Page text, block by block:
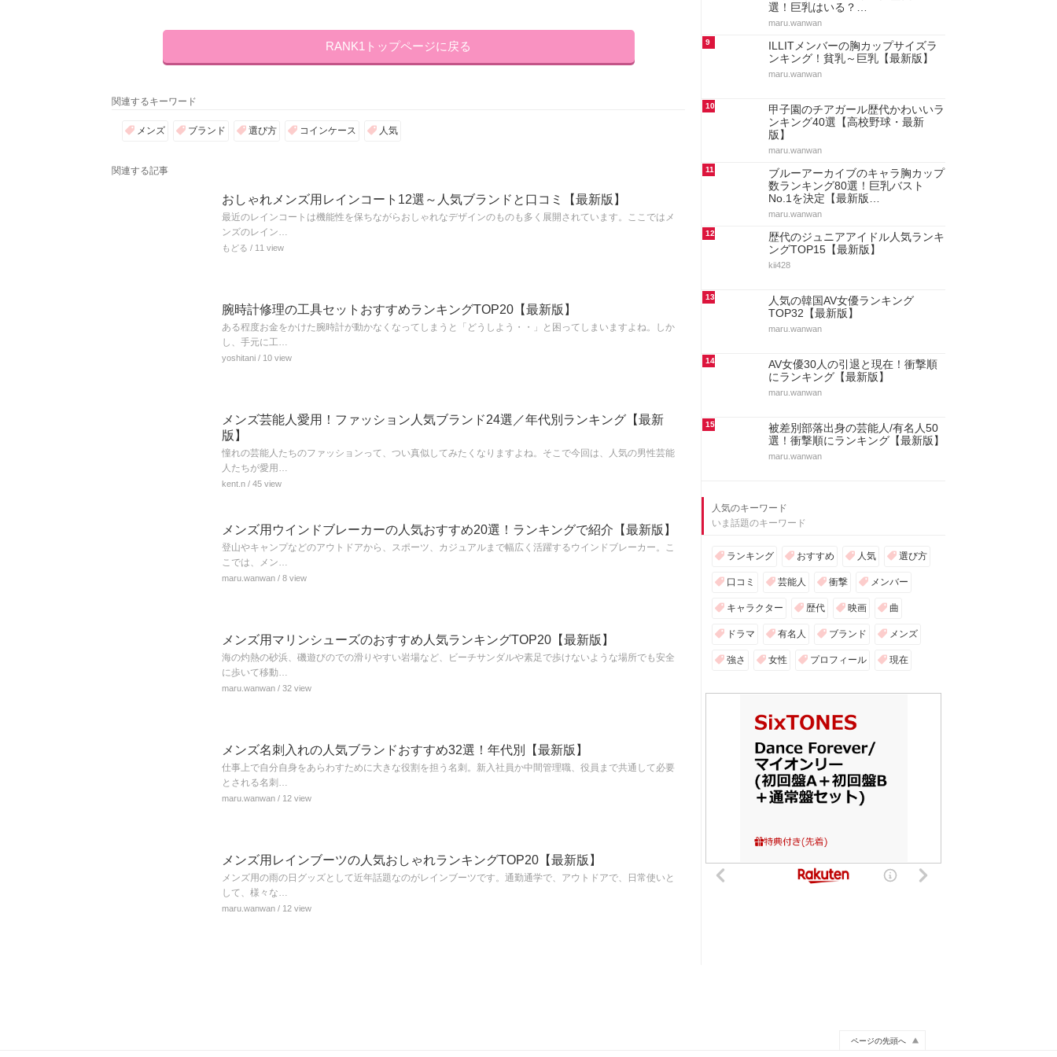
RANK1トップページに戻る
関連するキーワード
メンズ ブランド 選び方 コインケース 人気
関連する記事
おしゃれメンズ用レインコート12選～人気ブランドと口コミ【最新版】
最近のレインコートは機能性を保ちながらおしゃれなデザインのものも多く展開されています。ここではメ
ンズのレイン…
もどる / 11 view
腕時計修理の工具セットおすすめランキングTOP20【最新版】
ある程度お金をかけた腕時計が動かなくなってしまうと「どうしよう・・」と困ってしまいますよね。しか
し、手元に工…
yoshitani / 10 view
メンズ芸能人愛用！ファッション人気ブランド24選／年代別ランキング【最新
版】
憧れの芸能人たちのファッションって、つい真似してみたくなりますよね。そこで今回は、人気の男性芸能
人たちが愛用…
kent.n / 45 view
メンズ用ウインドブレーカーの人気おすすめ20選！ランキングで紹介【最新版】
登山やキャンプなどのアウトドアから、スポーツ、カジュアルまで幅広く活躍するウインドブレーカー。こ
こでは、メン…
maru.wanwan / 8 view
メンズ用マリンシューズのおすすめ人気ランキングTOP20【最新版】
海の灼熱の砂浜、磯遊びのでの滑りやすい岩場など、ビーチサンダルや素足で歩けないような場所でも安全
に歩いて移動…
maru.wanwan / 32 view
メンズ名刺入れの人気ブランドおすすめ32選！年代別【最新版】
仕事上で自分自身をあらわすために大きな役割を担う名刺。新入社員か中間管理職、役員まで共通して必要
とされる名刺…
maru.wanwan / 12 view
メンズ用レインブーツの人気おしゃれランキングTOP20【最新版】
メンズ用の雨の日グッズとして近年話題なのがレインブーツです。通勤通学で、アウトドアで、日常使いと
して、様々な…
maru.wanwan / 12 view
選！巨乳はいる？…
maru.wanwan
9
ILLITメンバーの胸カップサイズラ
ンキング！貧乳～巨乳【最新版】
maru.wanwan
10
甲子園のチアガール歴代かわいいラ
ンキング40選【高校野球・最新
版】
maru.wanwan
11
ブルーアーカイブのキャラ胸カップ
数ランキング80選！巨乳バスト
No.1を決定【最新版…
maru.wanwan
12
歴代のジュニアアイドル人気ランキ
ングTOP15【最新版】
kii428
13
人気の韓国AV女優ランキング
TOP32【最新版】
maru.wanwan
14
AV女優30人の引退と現在！衝撃順
にランキング【最新版】
maru.wanwan
15
被差別部落出身の芸能人/有名人50
選！衝撃順にランキング【最新版】
maru.wanwan
人気のキーワード
いま話題のキーワード
ランキング おすすめ 人気 選び方
口コミ 芸能人 衝撃 メンバー
キャラクター 歴代 映画 曲
ドラマ 有名人 ブランド メンズ
強さ 女性 プロフィール 現在
ページの先頭へ